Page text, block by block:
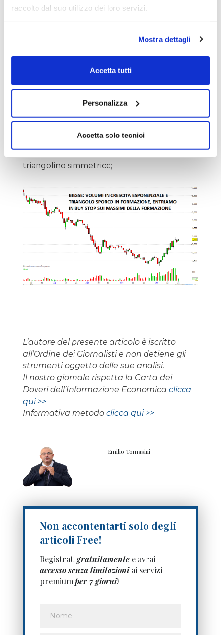
raccolto dal suo utilizzo dei loro servizi.
Mostra dettagli
Accetta tutti
Personalizza
Accetta solo tecnici
anche se ha bassi volumi compriamo 3.961
ENI: incredibile la forza
relativa, siamo dentro;
triangolino simmetrico;
L’autore del presente articolo è iscritto
all’Ordine dei Giornalisti e non detiene gli
strumenti oggetto delle sue analisi.
Il nostro giornale rispetta la Carta dei
Doveri dell’Informazione Economica clicca
qui >>
Informativa metodo clicca qui >>
Emilio Tomasini
Non accontentarti solo degli
articoli Free!
Registrati gratuitamente e avrai
accesso senza limitazioniai servizi
premium per 7 giorni!